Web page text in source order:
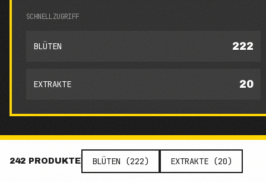
SCHNELLZUGRIFF
BLÜTEN 222
EXTRAKTE 20
242 PRODUKTE BLÜTEN (222) EXTRAKTE (20)